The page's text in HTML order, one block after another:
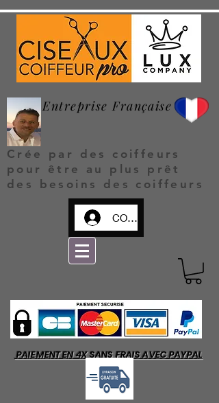
Entreprise Française
Crée par des coiffeurs
pour être au plus prêt
des besoins des coiffeurs
CONNEXION
PAIEMENT EN 4X SANS FRAIS AVEC PAYPAL